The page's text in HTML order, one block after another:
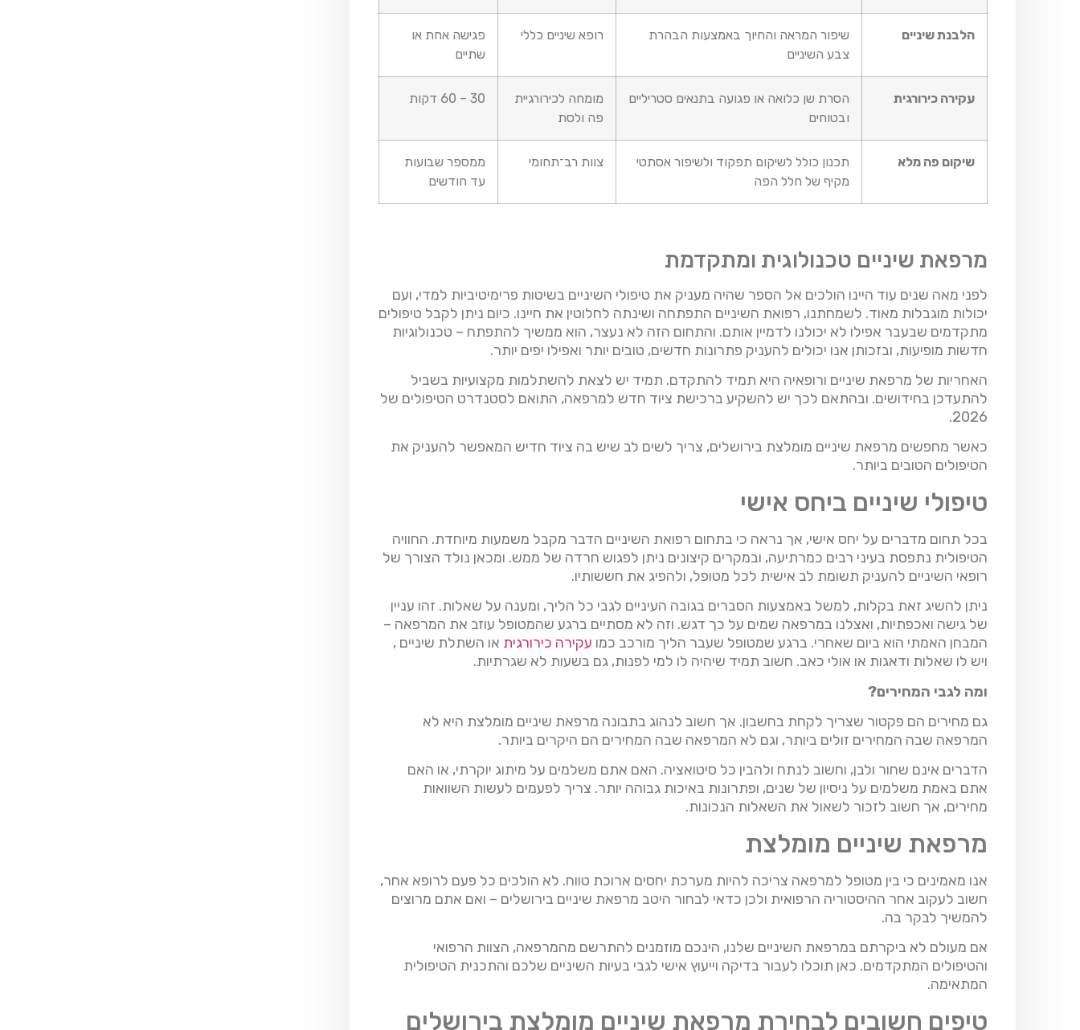
הלבנת שיניים
שיפור המראה והחיוך באמצעות הבהרת
צבע השיניים
רופא שיניים כללי
פגישה אחת או
שתיים
עקירה כירורגית
הסרת שן כלואה או פגועה בתנאים סטריליים
ובטוחים
מומחה לכירורגיית
פה ולסת
60 – 30 דקות
שיקום פה מלא
תכנון כולל לשיקום תפקוד ולשיפור אסתטי
מקיף של חלל הפה
צוות רב־תחומי
ממספר שבועות
עד חודשים
מרפאת שיניים טכנולוגית ומתקדמת
לפני מאה שנים עוד היינו הולכים אל הספר שהיה מעניק את טיפולי השיניים בשיטות פרימיטיביות למדי, ועם
יכולות מוגבלות מאוד. לשמחתנו, רפואת השיניים התפתחה ושינתה לחלוטין את חיינו. כיום ניתן לקבל טיפולים
מתקדמים שבעבר אפילו לא יכולנו לדמיין אותם. והתחום הזה לא נעצר, הוא ממשיך להתפתח – טכנולוגיות
חדשות מופיעות, ובזכותן אנו יכולים להעניק פתרונות חדשים, טובים יותר ואפילו יפים יותר.
האחריות של מרפאת שיניים ורופאיה היא תמיד להתקדם. תמיד יש לצאת להשתלמות מקצועיות בשביל
להתעדכן בחידושים. ובהתאם לכך יש להשקיע ברכישת ציוד חדש למרפאה, התואם לסטנדרט הטיפולים של
2026.
כאשר מחפשים מרפאת שיניים מומלצת בירושלים, צריך לשים לב שיש בה ציוד חדיש המאפשר להעניק את
הטיפולים הטובים ביותר.
טיפולי שיניים ביחס אישי
בכל תחום מדברים על יחס אישי, אך נראה כי בתחום רפואת השיניים הדבר מקבל משמעות מיוחדת. החוויה
הטיפולית נתפסת בעיני רבים כמרתיעה, ובמקרים קיצונים ניתן לפגוש חרדה של ממש. ומכאן נולד הצורך של
רופאי השיניים להעניק תשומת לב אישית לכל מטופל, ולהפיג את חששותיו.
ניתן להשיג זאת בקלות, למשל באמצעות הסברים בגובה העיניים לגבי כל הליך, ומענה על שאלות. זהו עניין
של גישה ואכפתיות, ואצלנו במרפאה שמים על כך דגש. וזה לא מסתיים ברגע שהמטופל עוזב את המרפאה –
המבחן האמתי הוא ביום שאחרי. ברגע שמטופל שעבר הליך מורכב כמו עקירה כירורגית או השתלת שיניים ,
ויש לו שאלות ודאגות או אולי כאב. חשוב תמיד שיהיה לו למי לפנות, גם בשעות לא שגרתיות.
ומה לגבי המחירים?
גם מחירים הם פקטור שצריך לקחת בחשבון. אך חשוב לנהוג בתבונה מרפאת שיניים מומלצת היא לא
המרפאה שבה המחירים זולים ביותר, וגם לא המרפאה שבה המחירים הם היקרים ביותר.
הדברים אינם שחור ולבן, וחשוב לנתח ולהבין כל סיטואציה. האם אתם משלמים על מיתוג יוקרתי, או האם
אתם באמת משלמים על ניסיון של שנים, ופתרונות באיכות גבוהה יותר. צריך לפעמים לעשות השוואות
מחירים, אך חשוב לזכור לשאול את השאלות הנכונות.
מרפאת שיניים מומלצת
אנו מאמינים כי בין מטופל למרפאה צריכה להיות מערכת יחסים ארוכת טווח. לא הולכים כל פעם לרופא אחר,
חשוב לעקוב אחר ההיסטוריה הרפואית ולכן כדאי לבחור היטב מרפאת שיניים בירושלים – ואם אתם מרוצים
להמשיך לבקר בה.
אם מעולם לא ביקרתם במרפאת השיניים שלנו, הינכם מוזמנים להתרשם מהמרפאה, הצוות הרפואי
והטיפולים המתקדמים. כאן תוכלו לעבור בדיקה וייעוץ אישי לגבי בעיות השיניים שלכם והתכנית הטיפולית
המתאימה.
טיפים חשובים לבחירת מרפאת שיניים מומלצת בירושלים